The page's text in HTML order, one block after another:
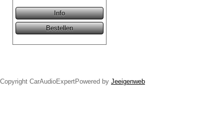
Copyright CarAudioExpertPowered by Jeeigenweb